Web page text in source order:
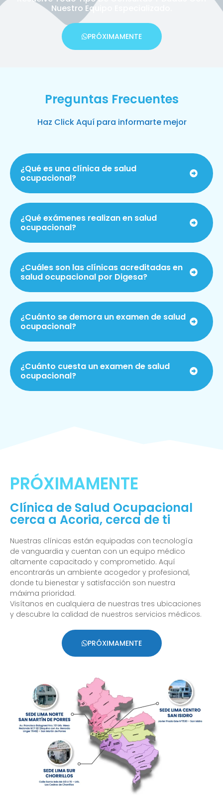
Nuestro Equipo Especializado.
PRÓXIMAMENTE
Preguntas Frecuentes
Haz Click Aquí para informarte mejor
¿Qué es una clínica de salud
ocupacional?
¿Qué exámenes realizan en salud
ocupacional?
¿Cuáles son las clínicas acreditadas en
salud ocupacional por Digesa?
¿Cuánto se demora un examen de salud
ocupacional?
¿Cuánto cuesta un examen de salud
ocupacional?
PRÓXIMAMENTE
Clínica de Salud Ocupacional
cerca a Acoria, cerca de ti
Nuestras clínicas están equipadas con tecnología
de vanguardia y cuentan con un equipo médico
altamente capacitado y comprometido. Aquí
encontrarás un ambiente acogedor y profesional,
donde tu bienestar y satisfacción son nuestra
máxima prioridad.
Visítanos en cualquiera de nuestras tres ubicaciones
y descubre la calidad de nuestros servicios médicos.
PRÓXIMAMENTE